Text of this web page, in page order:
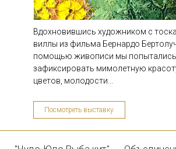
Посмотреть выставку
Вдохновившись художником с
виллы из фильма Бернардо
помощью живописи мы попытались
зафиксировать мимолетную
цветов, молодости...
"Союз четырех.
Арт-а-порте"
Объединение